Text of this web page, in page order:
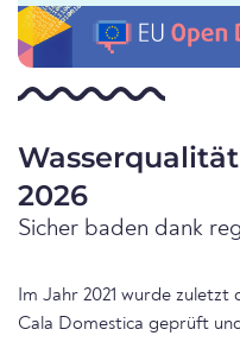
2026
Sicher baden dank
Im Jahr 2021 wurde zuletzt
Cala Domestica geprüft